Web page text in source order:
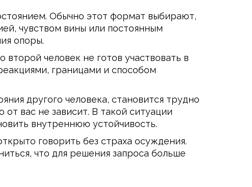
Обычно этот формат выбирают,
чувством вины или постоянным
опоры.
человек не готов участвовать в
границами и способом
другого человека, становится трудно
вас не зависит. В такой ситуации
внутреннюю устойчивость.
говорить без страха осуждения.
что для решения запроса больше